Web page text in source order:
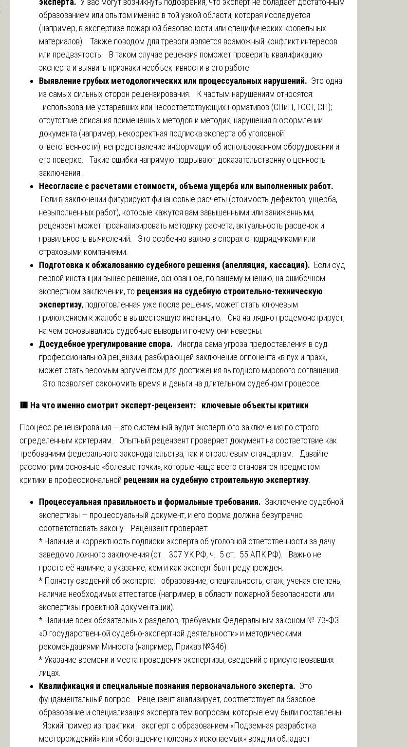
образованием или опытом именно в той узкой области, которая исследуется
(например, в экспертизе пожарной безопасности или специфических кровельных
материалов). Также поводом для тревоги является возможный конфликт интересов
или предвзятость. В таком случае рецензия поможет проверить квалификацию
эксперта и выявить признаки необъективности в его работе.
Выявление грубых методологических или процессуальных нарушений. Это одна
из самых сильных сторон рецензирования. К частым нарушениям относятся:
использование устаревших или несоответствующих нормативов (СНиП, ГОСТ, СП);
отсутствие описания примененных методов и методик; нарушения в оформлении
документа (например, некорректная подписка эксперта об уголовной
ответственности); непредставление информации об использованном оборудовании и
его поверке. Такие ошибки напрямую подрывают доказательственную ценность
заключения.
Несогласие с расчетами стоимости, объема ущерба или выполненных работ.
Если в заключении фигурируют финансовые расчеты (стоимость дефектов, ущерба,
невыполненных работ), которые кажутся вам завышенными или заниженными,
рецензент может проанализировать методику расчета, актуальность расценок и
правильность вычислений. Это особенно важно в спорах с подрядчиками или
страховыми компаниями.
Подготовка к обжалованию судебного решения (апелляция, кассация). Если суд
первой инстанции вынес решение, основанное, по вашему мнению, на ошибочном
экспертном заключении, то рецензия на судебную строительно-техническую
экспертизу, подготовленная уже после решения, может стать ключевым
приложением к жалобе в вышестоящую инстанцию. Она наглядно продемонстрирует,
на чем основывались судебные выводы и почему они неверны.
Досудебное урегулирование спора. Иногда сама угроза предоставления в суд
профессиональной рецензии, разбирающей заключение оппонента «в пух и прах»,
может стать весомым аргументом для достижения выгодного мирового соглашения.
Это позволяет сэкономить время и деньги на длительном судебном процессе.
🟥 На что именно смотрит эксперт-рецензент: ключевые объекты критики
Процесс рецензирования — это системный аудит экспертного заключения по строго
определенным критериям. Опытный рецензент проверяет документ на соответствие как
требованиям федерального законодательства, так и отраслевым стандартам. Давайте
рассмотрим основные «болевые точки», которые чаще всего становятся предметом
критики в профессиональной рецензии на судебную строительную экспертизу
Процессуальная правильность и формальные требования. Заключение судебной
экспертизы — процессуальный документ, и его форма должна безупречно
соответствовать закону. Рецензент проверяет:
* Наличие и корректность подписки эксперта об уголовной ответственности за дачу
заведомо ложного заключения (ст. 307 УК РФ, ч. 5 ст. 55 АПК РФ). Важно не
просто её наличие, а указание, кем и как эксперт был предупрежден.
* Полноту сведений об эксперте: образование, специальность, стаж, ученая степень,
наличие необходимых аттестатов (например, в области пожарной безопасности или
экспертизы проектной документации).
* Наличие всех обязательных разделов, требуемых Федеральным законом № 73-ФЗ
«О государственной судебно-экспертной деятельности» и методическими
рекомендациями Минюста (например, Приказ №346).
* Указание времени и места проведения экспертизы, сведений о присутствовавших
лицах.
Квалификация и специальные познания первоначального эксперта. Это
фундаментальный вопрос. Рецензент анализирует, соответствует ли базовое
образование и специализация эксперта тем вопросам, которые ему были поставлены.
Яркий пример из практики: эксперт с образованием «Подземная разработка
месторождений» или «Обогащение полезных ископаемых» вряд ли обладает